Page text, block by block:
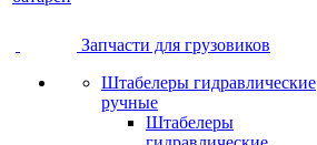
Запчасти для грузовиков
Штабелеры гидравлические
ручные
Штабелеры